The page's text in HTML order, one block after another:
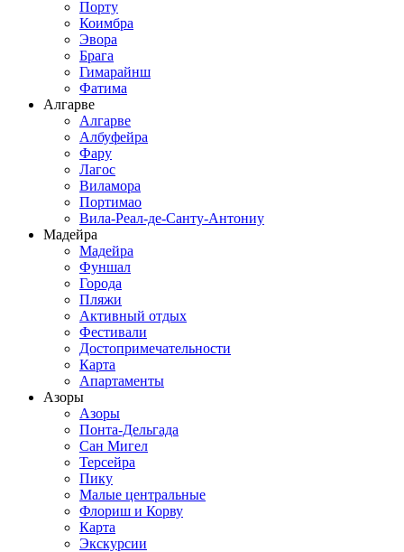
Порту
Коимбра
Эвора
Брага
Гимарайнш
Фатима
Алгарве
Алгарве
Албуфейра
Фару
Лагос
Виламора
Портимао
Вила-Реал-де-Санту-Антониу
Мадейра
Мадейра
Фуншал
Города
Пляжи
Активный отдых
Фестивали
Достопримечательности
Карта
Апартаменты
Азоры
Азоры
Понта-Дельгада
Сан Мигел
Терсейра
Пику
Малые центральные
Флориш и Корву
Карта
Экскурсии